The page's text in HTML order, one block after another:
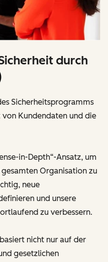
durch
Sicherheitsprogramms
Kundendaten und die
in-Depth“-Ansatz, um
Organisation zu
neue
und unsere
zu verbessern.
nicht nur auf der
gesetzlichen